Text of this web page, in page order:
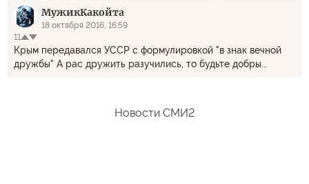
МужикКакойта
18 октября 2016, 16:59
11
Крым передавался УССР с формулировкой "в знак вечной
дружбы" А рас дружить разучились, то будьте добры...
Новости СМИ2